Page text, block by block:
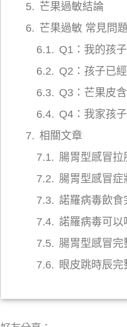
芒果過敏結論
芒果過敏 常見問
Q1：我的孩
Q2：孩子已
Q3：芒果皮
Q4：我家孩
相關文章
腸胃型感冒拉
腸胃型感冒症
諾羅病毒飲食
諾羅病毒可以
腸胃型感冒
眼皮跳時辰